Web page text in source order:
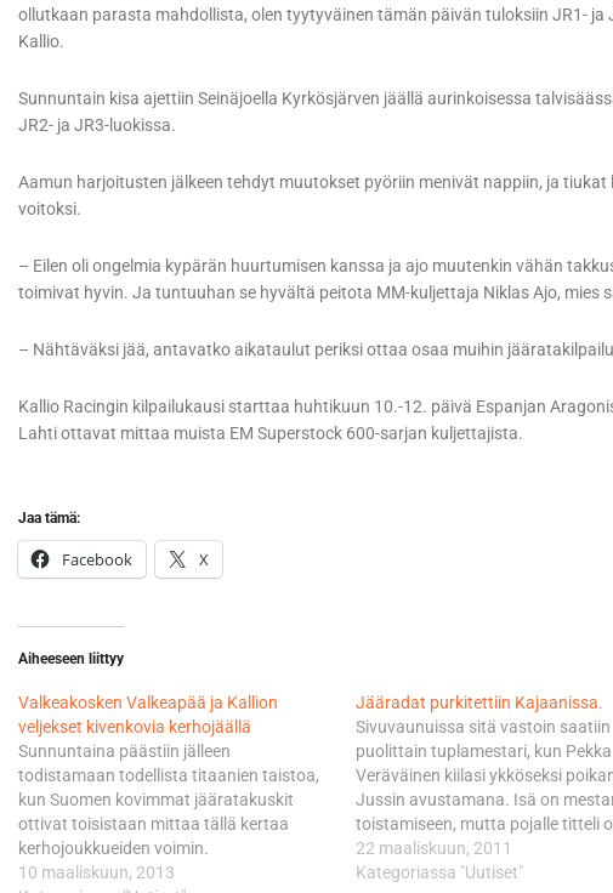
ollutkaan parasta mahdollista, olen tyytyväinen tämän päivän tuloksiin JR1-
Kallio.
Sunnuntain kisa ajettiin Seinäjoella Kyrkösjärven jäällä aurinkoisessa
JR2- ja JR3-luokissa.
Aamun harjoitusten jälkeen tehdyt muutokset pyöriin menivät nappiin, ja
voitoksi.
– Eilen oli ongelmia kypärän huurtumisen kanssa ja ajo muutenkin vähän
toimivat hyvin. Ja tuntuuhan se hyvältä peitota MM-kuljettaja Niklas Ajo, mies
– Nähtäväksi jää, antavatko aikataulut periksi ottaa osaa muihin
Kallio Racingin kilpailukausi starttaa huhtikuun 10.-12. päivä Espanjan
Lahti ottavat mittaa muista EM Superstock 600-sarjan kuljettajista.
Jaa tämä:
Facebook X
Aiheeseen liittyy
Valkeakosken Valkeapää ja Kallion
veljekset kivenkovia kerhojäällä
Sunnuntaina päästiin jälleen
todistamaan todellista titaanien taistoa,
kun Suomen kovimmat jääratakuskit
ottivat toisistaan mittaa tällä kertaa
kerhojoukkueiden voimin.
Ennakkosuosikit Valkeakosken,
10 maaliskuun, 2013
Jääradat purkitettiin Kajaanissa.
Sivuvaunuissa sitä vastoin saatiin
puolittain tuplamestari, kun Pekka
Veräväinen kiilasi ykköseksi
Jussin avustamana. Isä on
toistamiseen, mutta pojalle titteli
ensimmäinen. SM-sarjan
väritti tiukat kamppailut.
22 maaliskuun, 2011
Kategoriassa "Uutiset"